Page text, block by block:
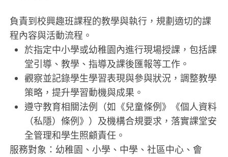
負責到校興趣班課程的教學與執行，規劃適切的課
程內容與活動流程。
於指定中小學或幼稚園內進行現場授課，包括課
堂引導、教學、指導及課後匯報等工作。
觀察並記錄學生學習表現與參與狀況，調整教學
策略，提升學習動機與成果。
遵守教育相關法例（如《兒童條例》《個人資料
（私隱）條例》）及機構合規要求，落實課堂安
全管理和學生照顧責任。
​服務對象：幼稚園、小學、中學、社區中心、會